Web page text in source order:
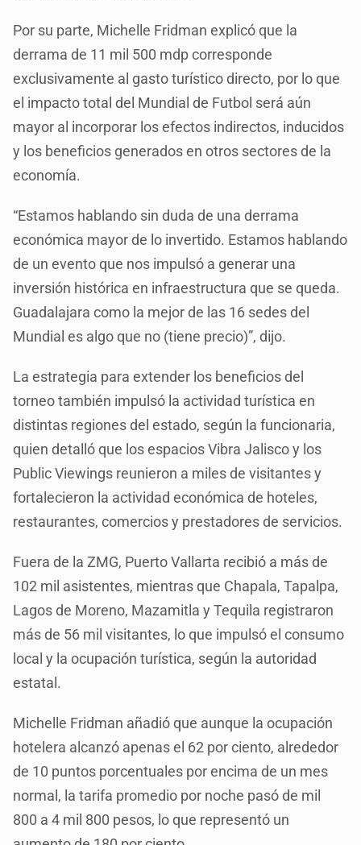
Por su parte, Michelle Fridman explicó que la
derrama de 11 mil 500 mdp corresponde
exclusivamente al gasto turístico directo, por lo que
el impacto total del Mundial de Futbol será aún
mayor al incorporar los efectos indirectos, inducidos
y los beneficios generados en otros sectores de la
economía.
“Estamos hablando sin duda de una derrama
económica mayor de lo invertido. Estamos hablando
de un evento que nos impulsó a generar una
inversión histórica en infraestructura que se queda.
Guadalajara como la mejor de las 16 sedes del
Mundial es algo que no (tiene precio)”, dijo.
La estrategia para extender los beneficios del
torneo también impulsó la actividad turística en
distintas regiones del estado, según la funcionaria,
quien detalló que los espacios Vibra Jalisco y los
Public Viewings reunieron a miles de visitantes y
fortalecieron la actividad económica de hoteles,
restaurantes, comercios y prestadores de servicios.
Fuera de la ZMG, Puerto Vallarta recibió a más de
102 mil asistentes, mientras que Chapala, Tapalpa,
Lagos de Moreno, Mazamitla y Tequila registraron
más de 56 mil visitantes, lo que impulsó el consumo
local y la ocupación turística, según la autoridad
estatal.
Michelle Fridman añadió que aunque la ocupación
hotelera alcanzó apenas el 62 por ciento, alrededor
de 10 puntos porcentuales por encima de un mes
normal, la tarifa promedio por noche pasó de mil
800 a 4 mil 800 pesos, lo que representó un